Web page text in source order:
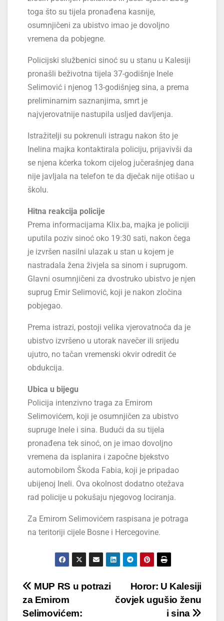
toga što su tijela pronađena kasnije,
osumnjičeni za ubistvo imao je dovoljno
vremena da pobjegne.
Policijski službenici sinoć su u stanu u Kalesiji
pronašli beživotna tijela 37-godišnje Inele
Selimović i njenog 13-godišnjeg sina, a prema
preliminarnim saznanjima, smrt je
najvjerovatnije nastupila usljed davljenja.
Istražitelji su pokrenuli istragu nakon što je
Inelina majka kontaktirala policiju, prijavivši da
se njena kćerka tokom cijelog jučerašnjeg dana
nije javljala na telefon te da dječak nije otišao u
školu.
Hitna reakcija policije
Prema informacijama Klix.ba, majka je policiji
uputila poziv sinoć oko 19:30 sati, nakon čega
je izvršen nasilni ulazak u stan u kojem je
nastradala žena živjela sa sinom i suprugom.
Glavni osumnjičeni za dvostruko ubistvo je njen
suprug Emir Selimović, koji je nakon zločina
pobjegao.
Prema istrazi, postoji velika vjerovatnoća da je
ubistvo izvršeno u utorak navečer ili srijedu
ujutro, no tačan vremenski okvir odredit će
obdukcija.
Ubica u bijegu
Policija intenzivno traga za Emirom
Selimovićem, koji je osumnjičen za ubistvo
supruge Inele i sina. Budući da su tijela
pronađena tek sinoć, on je imao dovoljno
vremena da isplanira i započne bjekstvo
automobilom Škoda Fabia, koji je pripadao
ubijenoj Ineli. Ova okolnost dodatno otežava
rad policije u pokušaju njegovog lociranja.
Za Emirom Selimovićem raspisana je potraga
na teritoriji cijele Bosne i Hercegovine.
Horor: U Kalesiji
čovjek ugušio ženu
i sina
MUP RS u potrazi
za Emirom
Selimovićem: